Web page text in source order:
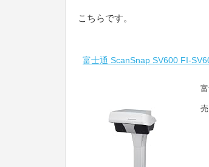
こちらです。
富士通 ScanSnap SV600 FI-